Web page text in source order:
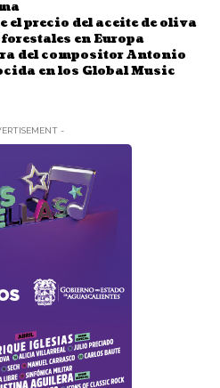
el precio del aceite de oliva
en Europa
del compositor Antonio
en los Global Music
-